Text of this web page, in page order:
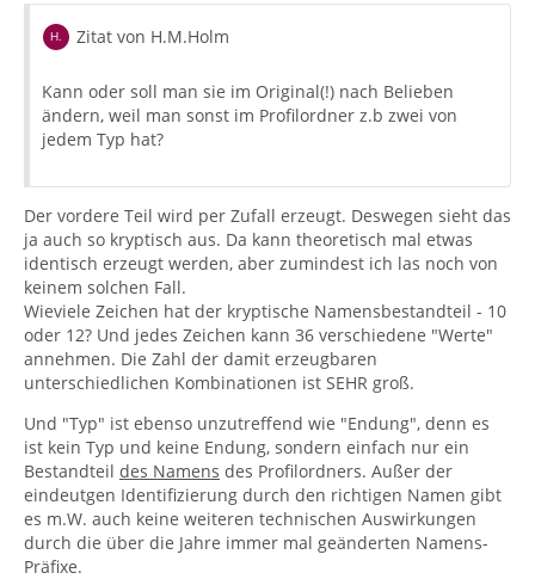
Zitat von H.M.Holm
Kann oder soll man sie im Original(!) nach Belieben
ändern, weil man sonst im Profilordner z.b zwei von
jedem Typ hat?
Der vordere Teil wird per Zufall erzeugt. Deswegen sieht das
ja auch so kryptisch aus. Da kann theoretisch mal etwas
identisch erzeugt werden, aber zumindest ich las noch von
keinem solchen Fall.
Wieviele Zeichen hat der kryptische Namensbestandteil - 10
oder 12? Und jedes Zeichen kann 36 verschiedene "Werte"
annehmen. Die Zahl der damit erzeugbaren
unterschiedlichen Kombinationen ist SEHR groß.
Und "Typ" ist ebenso unzutreffend wie "Endung", denn es
ist kein Typ und keine Endung, sondern einfach nur ein
Bestandteil des Namens des Profilordners. Außer der
eindeutgen Identifizierung durch den richtigen Namen gibt
es m.W. auch keine weiteren technischen Auswirkungen
durch die über die Jahre immer mal geänderten Namens-
Präfixe.